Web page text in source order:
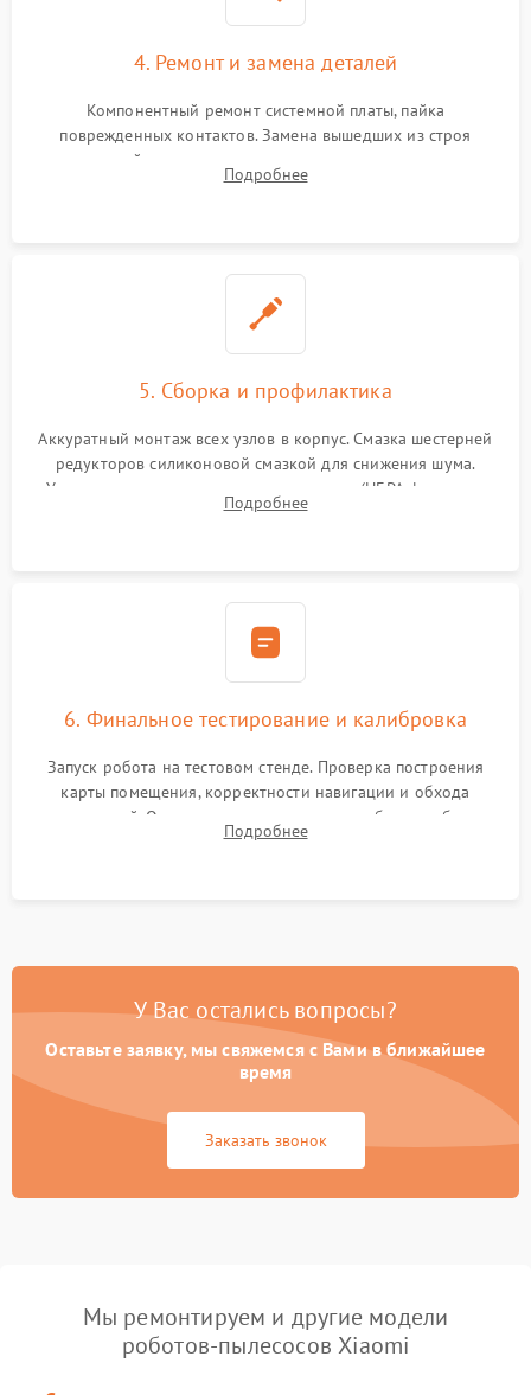
4. Ремонт и замена деталей
Компонентный ремонт системной платы, пайка
поврежденных контактов. Замена вышедших из строя
двигателей, изношенного аккумулятора, неисправного
лидара или помпы подачи воды. Восстановление шлейфов и
Подробнее
5. Сборка и профилактика
Аккуратный монтаж всех узлов в корпус. Смазка шестерней
редукторов силиконовой смазкой для снижения шума.
Установка новых расходных материалов (HEPA-фильтров,
микрофибры, щеток). Надежная фиксация разъемов и
Подробнее
6. Финальное тестирование и калибровка
Запуск робота на тестовом стенде. Проверка построения
карты помещения, корректности навигации и обхода
препятствий. Оценка силы всасывания и работы турбины.
Тестирование автоматического возврата на док-станцию и
Подробнее
У Вас остались вопросы?
Оставьте заявку, мы свяжемся с Вами в ближайшее
время
Заказать звонок
Мы ремонтируем и другие модели
роботов-пылесосов Xiaomi